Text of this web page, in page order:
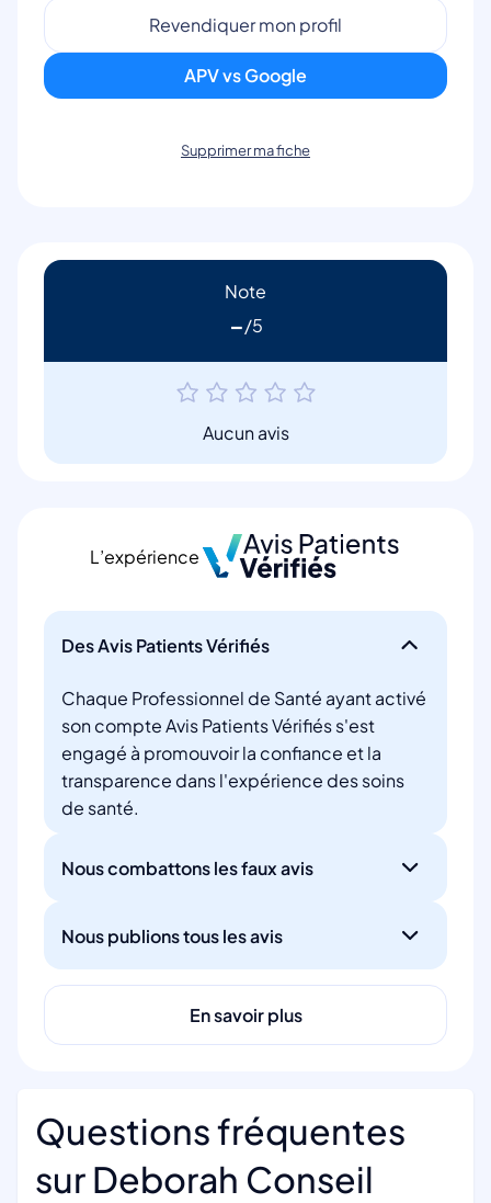
Revendiquer mon profil
APV vs Google
Supprimer ma fiche
Note
-
Aucun avis
L’expérience
Des Avis Patients Vérifiés
Chaque Professionnel de Santé ayant activé
son compte Avis Patients Vérifiés s'est
engagé à promouvoir la confiance et la
transparence dans l'expérience des soins
de santé.
Nous combattons les faux avis
Nous publions tous les avis
En savoir plus
Questions fréquentes
sur Deborah Conseil